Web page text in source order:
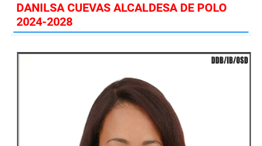
DANILSA CUEVAS ALCALDESA DE POLO
2024-2028